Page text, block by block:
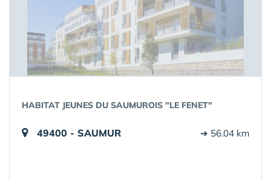
HABITAT JEUNES DU SAUMUROIS "LE FENET"
49400 - SAUMUR ➔ 56.04 km